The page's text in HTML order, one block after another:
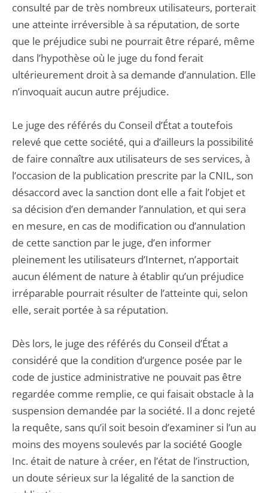
consulté par de très nombreux utilisateurs, porterait
une atteinte irréversible à sa réputation, de sorte
que le préjudice subi ne pourrait être réparé, même
dans l’hypothèse où le juge du fond ferait
ultérieurement droit à sa demande d’annulation. Elle
n’invoquait aucun autre préjudice.
Le juge des référés du Conseil d’État a toutefois
relevé que cette société, qui a d’ailleurs la possibilité
de faire connaître aux utilisateurs de ses services, à
l’occasion de la publication prescrite par la CNIL, son
désaccord avec la sanction dont elle a fait l’objet et
sa décision d’en demander l’annulation, et qui sera
en mesure, en cas de modification ou d’annulation
de cette sanction par le juge, d’en informer
pleinement les utilisateurs d’Internet, n’apportait
aucun élément de nature à établir qu’un préjudice
irréparable pourrait résulter de l’atteinte qui, selon
elle, serait portée à sa réputation.
Dès lors, le juge des référés du Conseil d’État a
considéré que la condition d’urgence posée par le
code de justice administrative ne pouvait pas être
regardée comme remplie, ce qui faisait obstacle à la
suspension demandée par la société. Il a donc rejeté
la requête, sans qu’il soit besoin d’examiner si l’un au
moins des moyens soulevés par la société Google
Inc. était de nature à créer, en l’état de l’instruction,
un doute sérieux sur la légalité de la sanction de